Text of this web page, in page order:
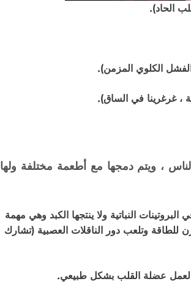
الحاد).
الكلوي المزمن).
، غرغرينا في الساق).
، ويتم دمجها مع أطعمة مختلفة ولها
النباتية ولا ينتجها الكبد وهي مهمة
للطاقة وتلعب دور الناقلات العصبية (تشارك